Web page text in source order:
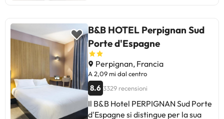
il tempo che manca al cambio della
biancheria. Nonostante alcune
aree di miglioramento, la maggior
parte apprezza il comfort, la pulizia
e la posizione vicino alla stazione
ferroviaria. Ideale per soggiorni
brevi e per i viaggiatori che
apprezzano l'indipendenza del loro
alloggio. Una buona scelta se
B&B HOTEL Perpignan Sud
Porte d'Espagne
Perpignan, Francia
A 2,09 mi dal centro
8.6 3329 recensioni
Il B&B Hotel PERPIGNAN Sud Porte
d'Espagne si distingue per la sua